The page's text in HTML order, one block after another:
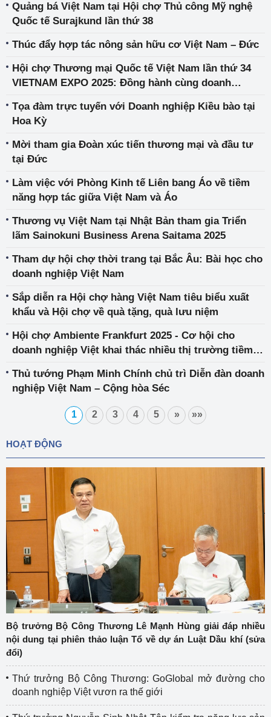
Quảng bá Việt Nam tại Hội chợ Thủ công Mỹ nghệ
Quốc tế Surajkund lần thứ 38
Thúc đẩy hợp tác nông sản hữu cơ Việt Nam – Đức
Hội chợ Thương mại Quốc tế Việt Nam lần thứ 34
VIETNAM EXPO 2025: Đồng hành cùng doanh
Tọa đàm trực tuyến với Doanh nghiệp Kiều bào tại
Hoa Kỳ
Mời tham gia Đoàn xúc tiến thương mại và đầu tư
tại Đức
Làm việc với Phòng Kinh tế Liên bang Áo về tiềm
năng hợp tác giữa Việt Nam và Áo
Thương vụ Việt Nam tại Nhật Bản tham gia Triển
lãm Sainokuni Business Arena Saitama 2025
Tham dự hội chợ thời trang tại Bắc Âu: Bài học cho
doanh nghiệp Việt Nam
Sắp diễn ra Hội chợ hàng Việt Nam tiêu biểu xuất
khẩu và Hội chợ về quà tặng, quà lưu niệm
Hội chợ Ambiente Frankfurt 2025 - Cơ hội cho
doanh nghiệp Việt khai thác nhiều thị trường tiềm
Thủ tướng Phạm Minh Chính chủ trì Diễn đàn doanh
nghiệp Việt Nam – Cộng hòa Séc
1 2 3 4 5 » »»
HOẠT ĐỘNG
Bộ trưởng Bộ Công Thương Lê Mạnh Hùng giải đáp nhiều
nội dung tại phiên thảo luận Tổ về dự án Luật Dầu khí (sửa
đổi)
Thứ trưởng Bộ Công Thương: GoGlobal mở đường cho
doanh nghiệp Việt vươn ra thế giới